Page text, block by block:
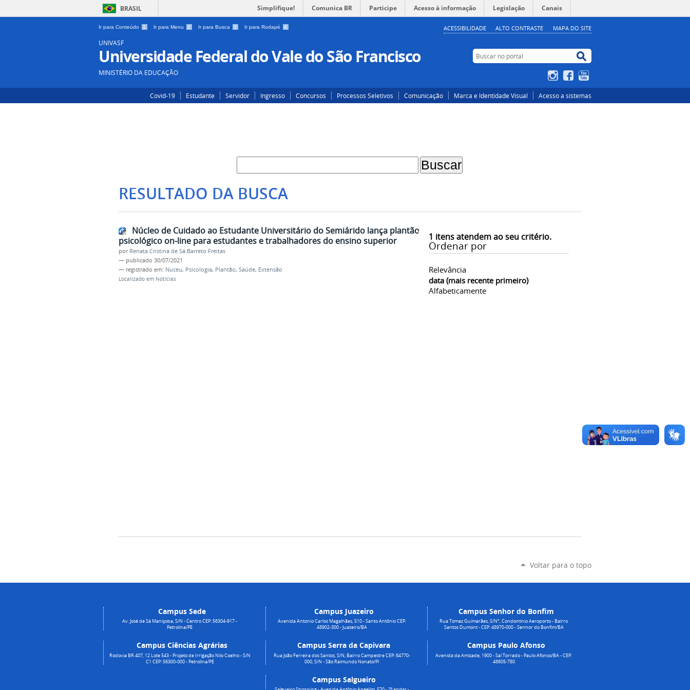
BRASIL Simplifique! Comunica BR Participe Acesso à informação Legislação Canais
Ir para Conteúdo 1 Ir para Menu 2 Ir para Busca 3 Ir para Rodapé 4 ACESSIBILIDADE ALTO CONTRASTE MAPA DO SITE
UNIVASF
Universidade Federal do Vale do São Francisco
MINISTÉRIO DA EDUCAÇÃO
Buscar no portal
Buscar no portal
InstagramFacebook
Covid-19 Estudante Servidor Ingresso Concursos Processos Seletivos Comunicação Marca e Identidade Visual Acesso a sistemas
RESULTADO DA BUSCA
1 itens atendem ao seu critério.
Ordenar por
Relevância
data (mais recente primeiro)
Alfabeticamente
Núcleo de Cuidado ao Estudante Universitário do Semiárido lança plantão
psicológico on-line para estudantes e trabalhadores do ensino superior
por Renata Cristina de Sá Barreto Freitas
— publicado 30/07/2021
— registrado em: Nuceu, Psicologia, Plantão, Saúde, Extensão
Localizado em Notícias
Voltar para o topo
Campus Sede
Av. José de Sá Maniçoba, S/N - Centro CEP: 56304-917 -
Petrolina/PE
Campus Ciências Agrárias
Rodovia BR 407, 12 Lote 543 - Projeto de Irrigação Nilo Coelho - S/N
C1 CEP: 56300-000 - Petrolina/PE
Campus Juazeiro
Avenida Antonio Carlos Magalhães, 510 - Santo Antônio CEP:
48902-300 - Juazeiro/BA
Campus Serra da Capivara
Rua João Ferreira dos Santos, S/N, Bairro Campestre CEP: 64770-
000, S/N - São Raimundo Nonato/PI
Campus Salgueiro
Campus Senhor do Bonfim
Rua Tomaz Guimarães, S/N°, Condomínio Aeroporto - Bairro
Santos Dumont - CEP: 48970-000 - Senhor do Bonfim/BA
Campus Paulo Afonso
Avenida da Amizade, 1900 - Sal Torrado - Paulo Afonso/BA - CEP:
48605-780